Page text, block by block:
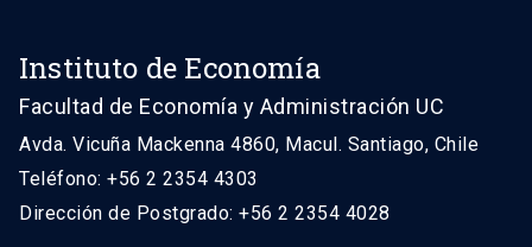
Instituto de Economía
Facultad de Economía y Administración UC
Avda. Vicuña Mackenna 4860, Macul. Santiago, Chile
Teléfono: +56 2 2354 4303
Dirección de Postgrado: +56 2 2354 4028